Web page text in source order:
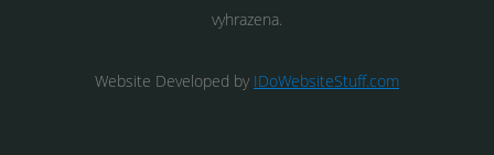
vyhrazena.
Website Developed by IDoWebsiteStuff.com